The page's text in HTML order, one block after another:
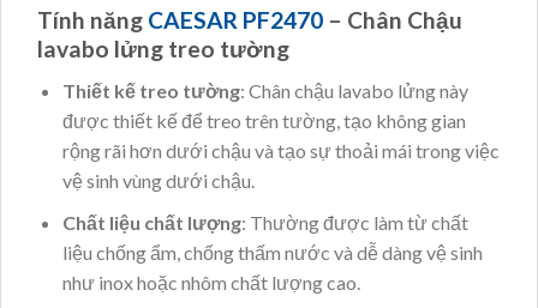
Tính năng CAESAR PF2470 – Chân Chậu
lavabo lửng treo tường
Thiết kế treo tường: Chân chậu lavabo lửng này
được thiết kế để treo trên tường, tạo không gian
rộng rãi hơn dưới chậu và tạo sự thoải mái trong việc
vệ sinh vùng dưới chậu.
Chất liệu chất lượng: Thường được làm từ chất
liệu chống ẩm, chống thấm nước và dễ dàng vệ sinh
như inox hoặc nhôm chất lượng cao.